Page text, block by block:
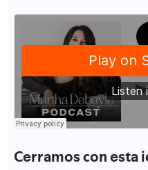
Cerramos con esta